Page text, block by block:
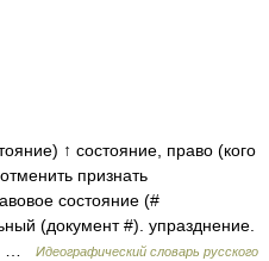
↑ состояние, право (кого
признать
состояние (#
(документ #). упразднение.
…
Идеографический словарь русского